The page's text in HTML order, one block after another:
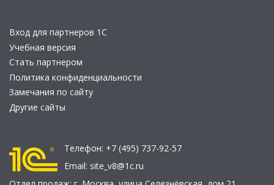
Вход для партнеров 1С
Учебная версия
Стать партнером
Политика конфиденциальности
Замечания по сайту
Другие сайты
Телефон: +7 (495) 737-92-57
Email: site_v8@1c.ru